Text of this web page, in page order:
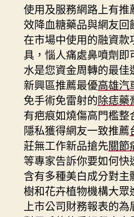
使用及服務網路上有推
效降血糖藥品與網友回
在市場中使用的融資款
具，惱人痛處鼻噴劑即
水是您資金周轉的最佳
新興區推薦最優高雄汽
免手術免雷射的除痣藥
有疤痕如燒傷高門檻整
隱私獲得網友一致推薦
莊無工作新品搶先關節
等專家告訴你要如何快
含有多種美白成分對
樹和花卉植物機構大
上市公司財務報表的